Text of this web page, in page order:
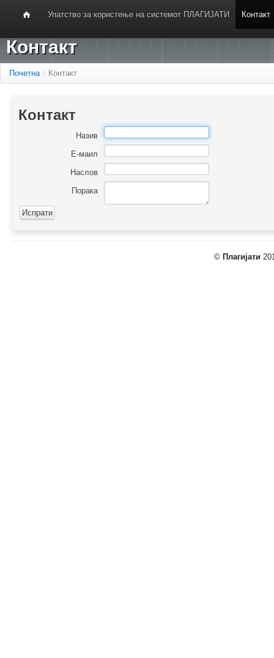
Упатство за користење на системот ПЛАГИЈАТИ Контакт
Контакт
Почетна / Контакт
Контакт
Назив
Е-маил
Наслов
Порака
© Плагијати